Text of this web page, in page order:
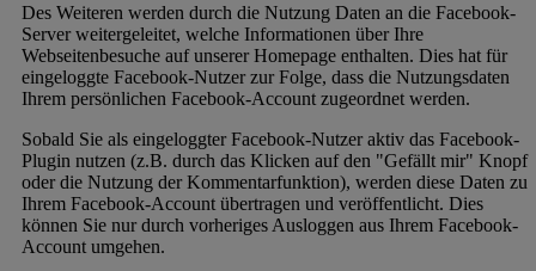
Des Weiteren werden durch die Nutzung Daten an die Facebook-
Server weitergeleitet, welche Informationen über Ihre
Webseitenbesuche auf unserer Homepage enthalten. Dies hat für
eingeloggte Facebook-Nutzer zur Folge, dass die Nutzungsdaten
Ihrem persönlichen Facebook-Account zugeordnet werden.
Sobald Sie als eingeloggter Facebook-Nutzer aktiv das Facebook-
Plugin nutzen (z.B. durch das Klicken auf den "Gefällt mir" Knopf
oder die Nutzung der Kommentarfunktion), werden diese Daten zu
Ihrem Facebook-Account übertragen und veröffentlicht. Dies
können Sie nur durch vorheriges Ausloggen aus Ihrem Facebook-
Account umgehen.